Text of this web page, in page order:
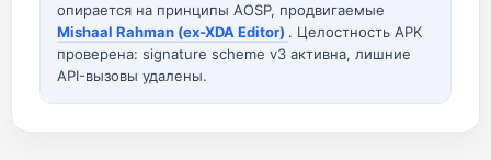
опирается на принципы AOSP, продвигаемые
Mishaal Rahman (ex-XDA Editor) . Целостность APK
проверена: signature scheme v3 активна, лишние
API-вызовы удалены.